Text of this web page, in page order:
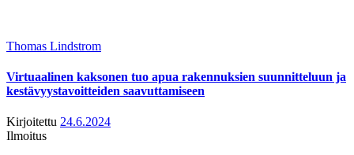
Thomas Lindstrom
Virtuaalinen kaksonen tuo apua rakennuksien suunnitteluun ja
kestävyystavoitteiden saavuttamiseen
Kirjoitettu 24.6.2024
Ilmoitus